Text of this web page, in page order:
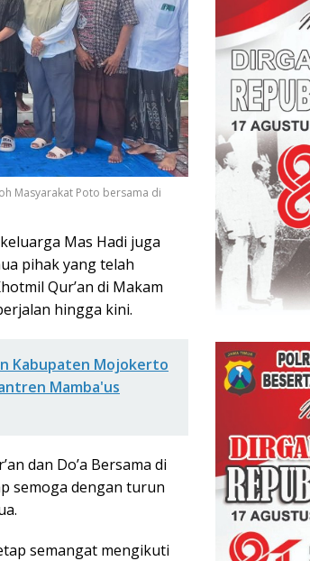
Masyarakat Poto bersama di
Mas Hadi juga
pihak yang telah
Qur’an di Makam
hingga kini.
Kabupaten Mojokerto
Mamba'us
dan Do’a Bersama di
semoga dengan turun
semangat mengikuti